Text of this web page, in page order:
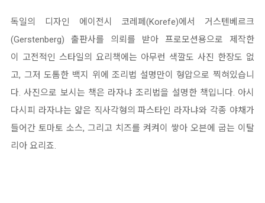
독일의 디자인 에이전시 코레페(Korefe)에서 거스텐베르크
(Gerstenberg) 출판사를 의뢰를 받아 프로모션용으로 제작한
이 고전적인 스타일의 요리책에는 아무런 색깔도 사진 한장도 없
고, 그저 도톰한 백지 위에 조리법 설명만이 형압으로 찍혀있습니
다. 사진으로 보시는 책은 라자냐 조리법을 설명한 책입니다. 아시
다시피 라자냐는 얇은 직사각형의 파스타인 라자냐와 각종 야채가
들어간 토마토 소스, 그리고 치즈를 켜켜이 쌓아 오븐에 굽는 이탈
리아 요리죠.